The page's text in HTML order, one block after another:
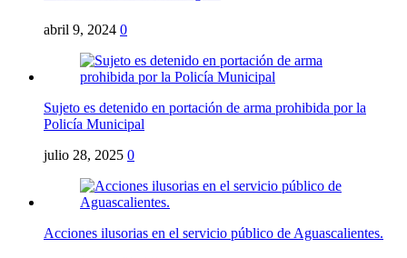
abril 9, 2024 0
Sujeto es detenido en portación de arma prohibida por la
Policía Municipal
julio 28, 2025 0
Acciones ilusorias en el servicio público de Aguascalientes.